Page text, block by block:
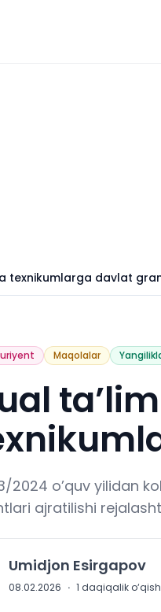
texnikumlarga davlat
Maqolalar
2024 o’quv yilidan
ajratilishi
Umidjon Esirgapov
08.02.2026 · 1 daqiqalik o‘qish